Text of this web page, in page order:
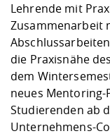
Lehrende mit
Zusammenarbeit
die Praxisnähe
dem
neues
Studierenden ab
Unternehmens-